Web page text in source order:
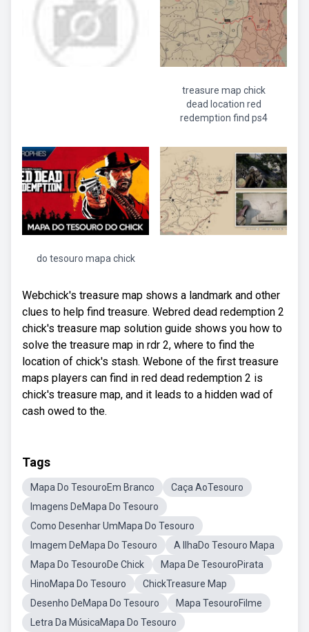
treasure map chick
dead location red
redemption find ps4
do tesouro mapa chick
Webchick's treasure map shows a landmark and other
clues to help find treasure. Webred dead redemption 2
chick's treasure map solution guide shows you how to
solve the treasure map in rdr 2, where to find the
location of chick's stash. Webone of the first treasure
maps players can find in red dead redemption 2 is
chick's treasure map, and it leads to a hidden wad of
cash owed to the.
Tags
Mapa Do TesouroEm Branco
Caça AoTesouro
Imagens DeMapa Do Tesouro
Como Desenhar UmMapa Do Tesouro
Imagem DeMapa Do Tesouro
A IlhaDo Tesouro Mapa
Mapa Do TesouroDe Chick
Mapa De TesouroPirata
HinoMapa Do Tesouro
ChickTreasure Map
Desenho DeMapa Do Tesouro
Mapa TesouroFilme
Letra Da MúsicaMapa Do Tesouro